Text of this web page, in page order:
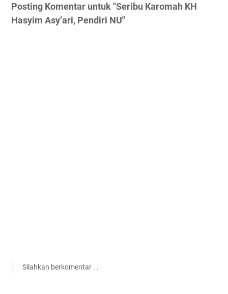
Posting Komentar untuk "Seribu Karomah KH
Hasyim Asy’ari, Pendiri NU"
Silahkan berkomentar . .